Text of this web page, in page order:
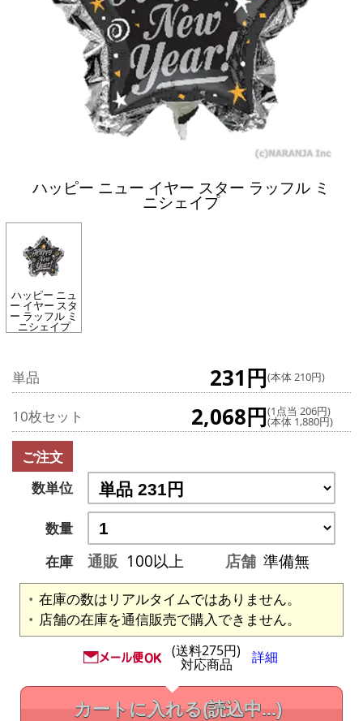
ハッピー ニュー イヤー スター ラッフル ミ
ニシェイプ
ハッピー ニュ
ー イヤー スタ
ー ラッフル ミ
ニシェイプ
単品 231円(本体 210円)
10枚セット 2,068円(1点当 206円)
(本体 1,880円)
ご注文
数単位
数量
在庫
通販 100以上 店舗 準備無
在庫の数はリアルタイムではありません。
店舗の在庫を通信販売で購入できません。
(送料275円)
対応商品 詳細
カートに入れる(読込中...)